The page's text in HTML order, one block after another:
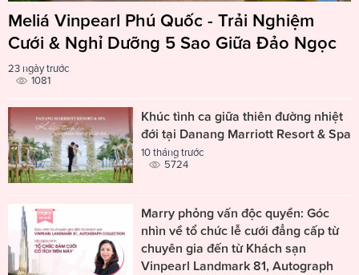
Meliá Vinpearl Phú Quốc - Trải Nghiệm
Cưới & Nghỉ Dưỡng 5 Sao Giữa Đảo Ngọc
23 ngày trước
1081
Khúc tình ca giữa thiên đường nhiệt
đới tại Danang Marriott Resort & Spa
10 tháng trước
5724
Marry phỏng vấn độc quyền: Góc
nhìn về tổ chức lễ cưới đẳng cấp từ
chuyên gia đến từ Khách sạn
Vinpearl Landmark 81, Autograph